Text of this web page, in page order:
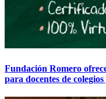
Fundación Romero
para docentes de